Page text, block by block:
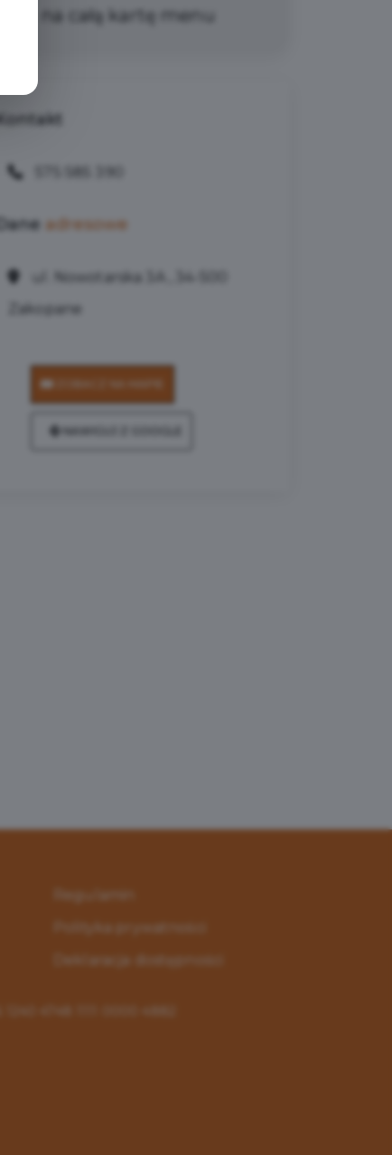
na całą kartę menu
Dane adresowe
ul. Nowotarska 3A , 34-500
Zakopane
Regulamin
Polityka prywatności
Deklaracja dostępności
4748 1111 0000 4882